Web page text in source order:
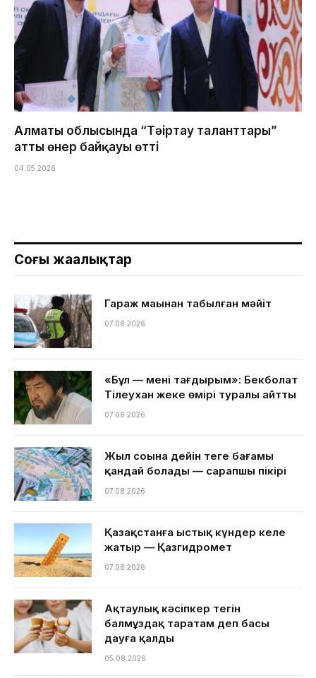
Алматы облысында “Тәңіртау таланттары”
атты өнер байқауы өтті
04.05.2026
Соңғы жаңалықтар
Гараж маңынан табылған мәйіт
07.08.2026
«Бұл — менің тағдырым»: Бекболат
Тілеухан жеке өмірі туралы айтты
07.08.2026
Жыл соңына дейін теңге бағамы
қандай болады — сарапшы пікірі
07.08.2026
Қазақстанға ыстық күндер келе
жатыр — Қазгидромет
07.08.2026
Ақтаулық кәсіпкер тегін
балмұздақ таратам деп басы
дауға қалды
05.08.2026